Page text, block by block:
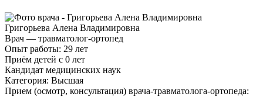
Григорьева Алена Владимировна
Врач — травматолог-ортопед
Опыт работы: 29 лет
Приём детей с 0 лет
Кандидат медицинских наук
Категория: Высшая
Прием (осмотр, консультация) врача-травматолога-ортопеда: